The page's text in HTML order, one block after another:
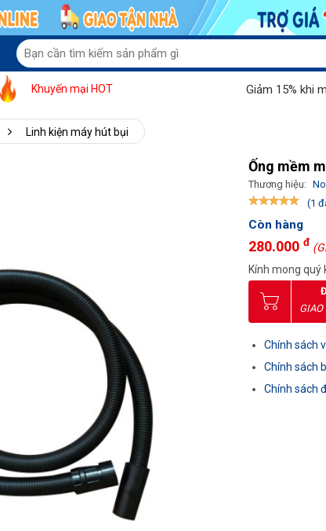
Khuyến mại HOT Giảm 15% khi mua máy
Linh kiện máy hút bụi
Ống mềm
Thương hiệu:
(1
Còn hàng
280.000 đ
Kính mong
GIAO
Chính sách
Chính sách
Chính sách